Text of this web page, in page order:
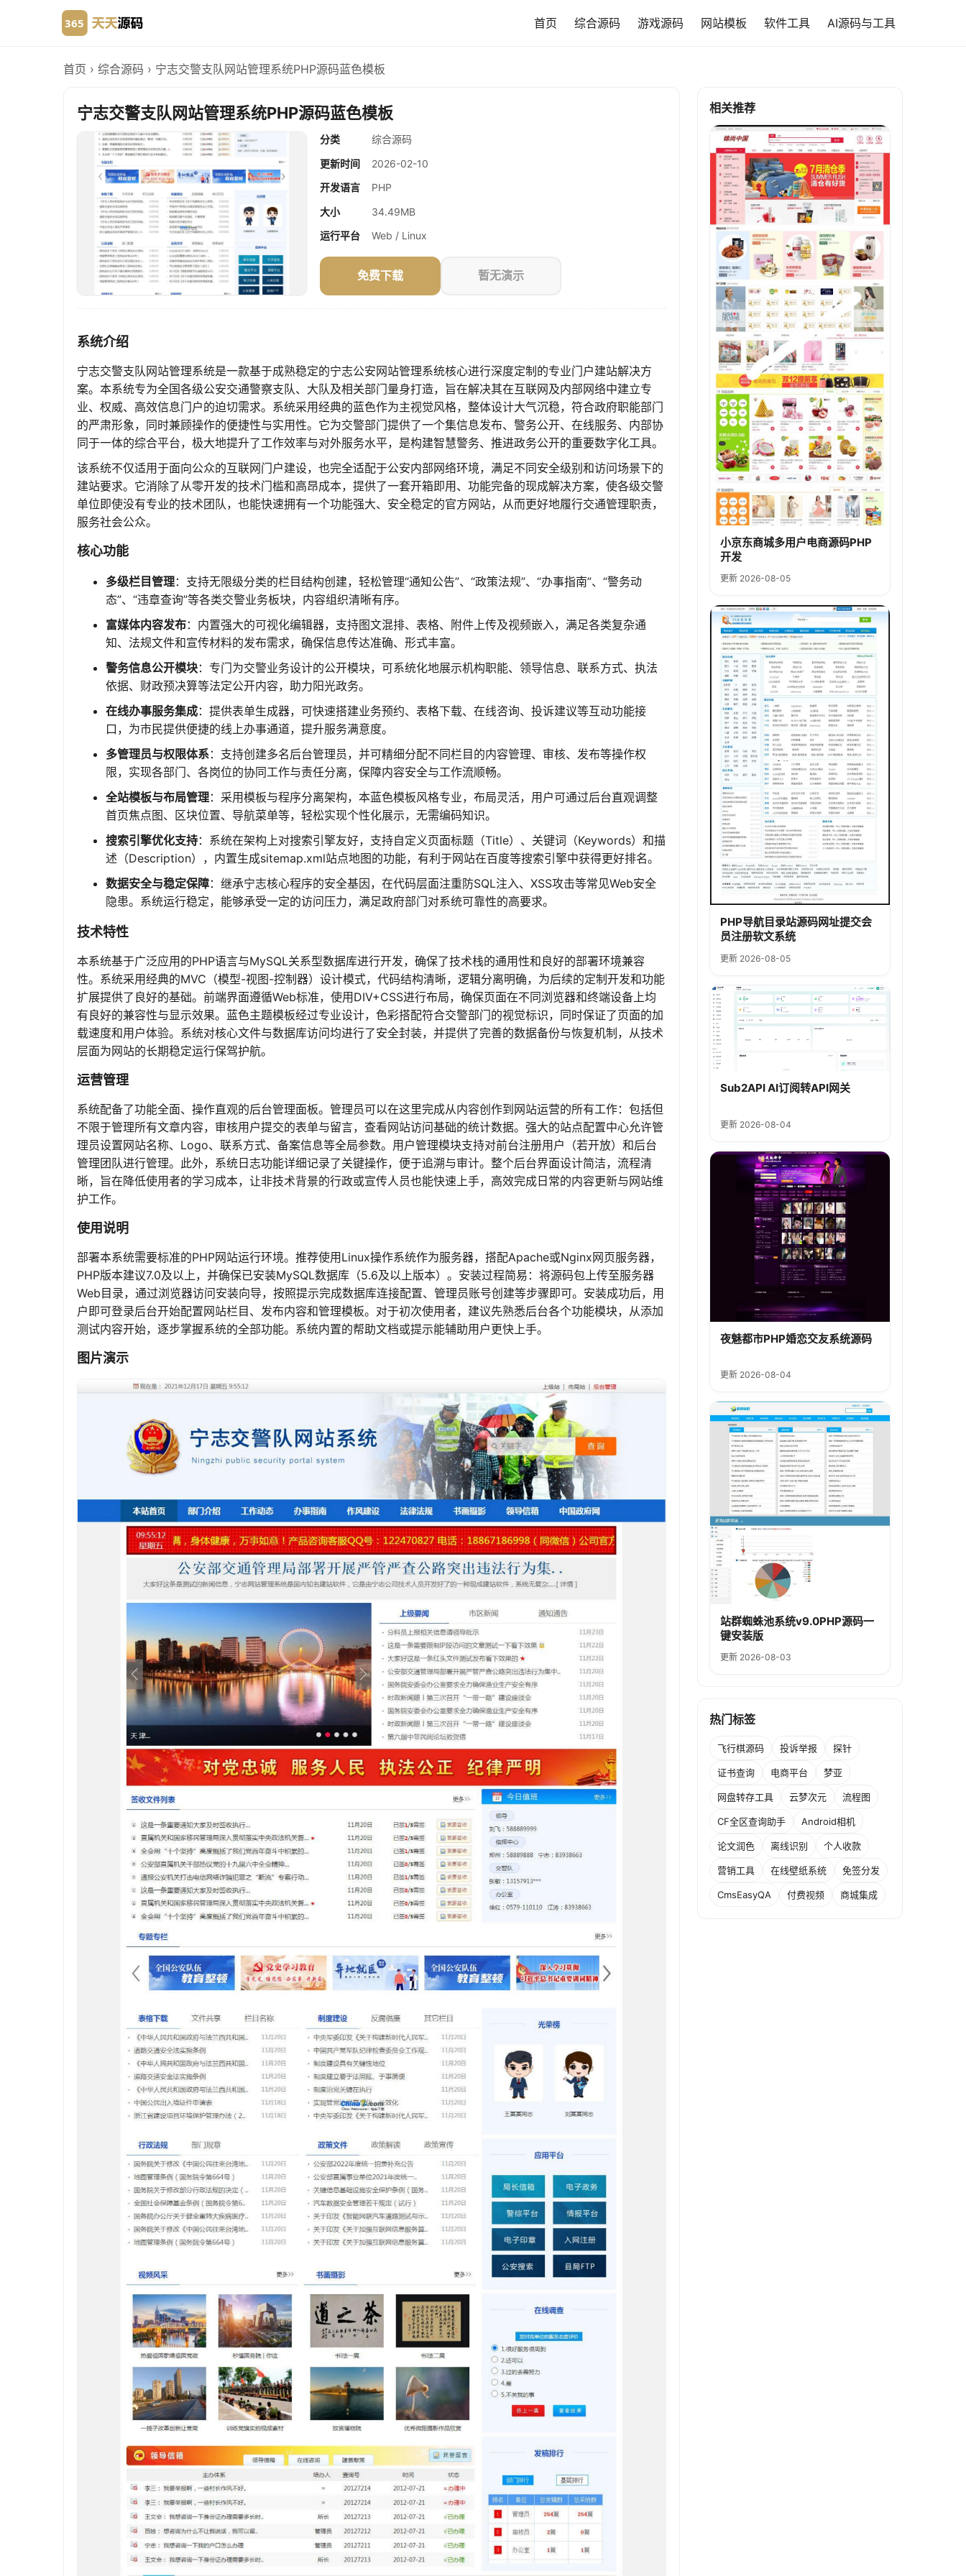
首页 综合源码 游戏源码 网站模板 软件工具 AI源码与工具
首页 › 综合源码 › 宁志交警支队网站管理系统PHP源码蓝色模板
宁志交警支队网站管理系统PHP源码蓝色模板
分类
综合源码
更新时间
2026-02-10
开发语言
PHP
大小
34.49MB
运行平台
Web / Linux
免费下载 暂无演示
系统介绍
宁志交警支队网站管理系统是一款基于成熟稳定的宁志公安网站管理系统核心进行深度定制的专业门户建站解决方
案。本系统专为全国各级公安交通警察支队、大队及相关部门量身打造，旨在解决其在互联网及内部网络中建立专
业、权威、高效信息门户的迫切需求。系统采用经典的蓝色作为主视觉风格，整体设计大气沉稳，符合政府职能部门
的严肃形象，同时兼顾操作的便捷性与实用性。它为交警部门提供了一个集信息发布、警务公开、在线服务、内部协
同于一体的综合平台，极大地提升了工作效率与对外服务水平，是构建智慧警务、推进政务公开的重要数字化工具。
该系统不仅适用于面向公众的互联网门户建设，也完全适配于公安内部网络环境，满足不同安全级别和访问场景下的
建站要求。它消除了从零开发的技术门槛和高昂成本，提供了一套开箱即用、功能完备的现成解决方案，使各级交警
单位即使没有专业的技术团队，也能快速拥有一个功能强大、安全稳定的官方网站，从而更好地履行交通管理职责，
服务社会公众。
核心功能
多级栏目管理：支持无限级分类的栏目结构创建，轻松管理“通知公告”、“政策法规”、“办事指南”、“警务动
态”、“违章查询”等各类交警业务板块，内容组织清晰有序。
富媒体内容发布：内置强大的可视化编辑器，支持图文混排、表格、附件上传及视频嵌入，满足各类复杂通
知、法规文件和宣传材料的发布需求，确保信息传达准确、形式丰富。
警务信息公开模块：专门为交警业务设计的公开模块，可系统化地展示机构职能、领导信息、联系方式、执法
依据、财政预决算等法定公开内容，助力阳光政务。
在线办事服务集成：提供表单生成器，可快速搭建业务预约、表格下载、在线咨询、投诉建议等互动功能接
口，为市民提供便捷的线上办事通道，提升服务满意度。
多管理员与权限体系：支持创建多名后台管理员，并可精细分配不同栏目的内容管理、审核、发布等操作权
限，实现各部门、各岗位的协同工作与责任分离，保障内容安全与工作流顺畅。
全站模板与布局管理：采用模板与程序分离架构，本蓝色模板风格专业，布局灵活，用户可通过后台直观调整
首页焦点图、区块位置、导航菜单等，轻松实现个性化展示，无需编码知识。
搜索引擎优化支持：系统在架构上对搜索引擎友好，支持自定义页面标题（Title）、关键词（Keywords）和描
述（Description），内置生成sitemap.xml站点地图的功能，有利于网站在百度等搜索引擎中获得更好排名。
数据安全与稳定保障：继承宁志核心程序的安全基因，在代码层面注重防SQL注入、XSS攻击等常见Web安全
隐患。系统运行稳定，能够承受一定的访问压力，满足政府部门对系统可靠性的高要求。
技术特性
本系统基于广泛应用的PHP语言与MySQL关系型数据库进行开发，确保了技术栈的通用性和良好的部署环境兼容
性。系统采用经典的MVC（模型-视图-控制器）设计模式，代码结构清晰，逻辑分离明确，为后续的定制开发和功能
扩展提供了良好的基础。前端界面遵循Web标准，使用DIV+CSS进行布局，确保页面在不同浏览器和终端设备上均
有良好的兼容性与显示效果。蓝色主题模板经过专业设计，色彩搭配符合交警部门的视觉标识，同时保证了页面的加
载速度和用户体验。系统对核心文件与数据库访问均进行了安全封装，并提供了完善的数据备份与恢复机制，从技术
层面为网站的长期稳定运行保驾护航。
运营管理
系统配备了功能全面、操作直观的后台管理面板。管理员可以在这里完成从内容创作到网站运营的所有工作：包括但
不限于管理所有文章内容，审核用户提交的表单与留言，查看网站访问基础的统计数据。强大的站点配置中心允许管
理员设置网站名称、Logo、联系方式、备案信息等全局参数。用户管理模块支持对前台注册用户（若开放）和后台
管理团队进行管理。此外，系统日志功能详细记录了关键操作，便于追溯与审计。整个后台界面设计简洁，流程清
晰，旨在降低使用者的学习成本，让非技术背景的行政或宣传人员也能快速上手，高效完成日常的内容更新与网站维
护工作。
使用说明
部署本系统需要标准的PHP网站运行环境。推荐使用Linux操作系统作为服务器，搭配Apache或Nginx网页服务器，
PHP版本建议7.0及以上，并确保已安装MySQL数据库（5.6及以上版本）。安装过程简易：将源码包上传至服务器
Web目录，通过浏览器访问安装向导，按照提示完成数据库连接配置、管理员账号创建等步骤即可。安装成功后，用
户即可登录后台开始配置网站栏目、发布内容和管理模板。对于初次使用者，建议先熟悉后台各个功能模块，从添加
测试内容开始，逐步掌握系统的全部功能。系统内置的帮助文档或提示能辅助用户更快上手。
图片演示
相关推荐
小京东商城多用户电商源码PHP
开发
更新 2026-08-05
PHP导航目录站源码网址提交会
员注册软文系统
更新 2026-08-05
Sub2API AI订阅转API网关
更新 2026-08-04
夜魅都市PHP婚恋交友系统源码
更新 2026-08-04
站群蜘蛛池系统v9.0PHP源码一
键安装版
更新 2026-08-03
热门标签
飞行棋源码 投诉举报 探针
证书查询 电商平台 梦亚
网盘转存工具 云梦次元 流程图
CF全区查询助手 Android相机
论文润色 离线识别 个人收款
营销工具 在线壁纸系统 免签分发
CmsEasyQA 付费视频 商城集成